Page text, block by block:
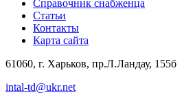
Справочник снабженца
Статьи
Контакты
Карта сайта
61060, г. Харьков, пр.Л.Ландау, 155б
intal-td@ukr.net